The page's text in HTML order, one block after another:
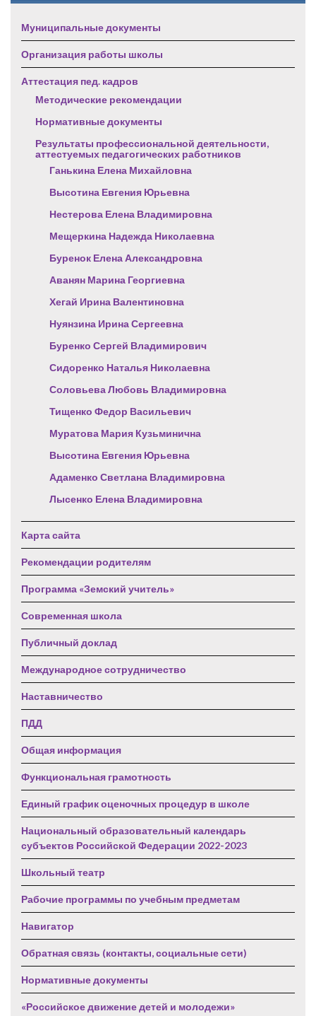
Муниципальные документы
Организация работы школы
Аттестация пед. кадров
Методические рекомендации
Нормативные документы
Результаты профессиональной деятельности,
аттестуемых педагогических работников
Ганькина Елена Михайловна
Высотина Евгения Юрьевна
Нестерова Елена Владимировна
Мещеркина Надежда Николаевна
Буренок Елена Александровна
Аванян Марина Георгиевна
Хегай Ирина Валентиновна
Нуянзина Ирина Сергеевна
Буренко Сергей Владимирович
Сидоренко Наталья Николаевна
Соловьева Любовь Владимировна
Тищенко Федор Васильевич
Муратова Мария Кузьминична
Высотина Евгения Юрьевна
Адаменко Светлана Владимировна
Лысенко Елена Владимировна
Карта сайта
Рекомендации родителям
Программа «Земский учитель»
Современная школа
Публичный доклад
Международное сотрудничество
Наставничество
ПДД
Общая информация
Функциональная грамотность
Единый график оценочных процедур в школе
Национальный образовательный календарь
субъектов Российской Федерации 2022-2023
Школьный театр
Рабочие программы по учебным предметам
Навигатор
Обратная связь (контакты, социальные сети)
Нормативные документы
«Российское движение детей и молодежи»